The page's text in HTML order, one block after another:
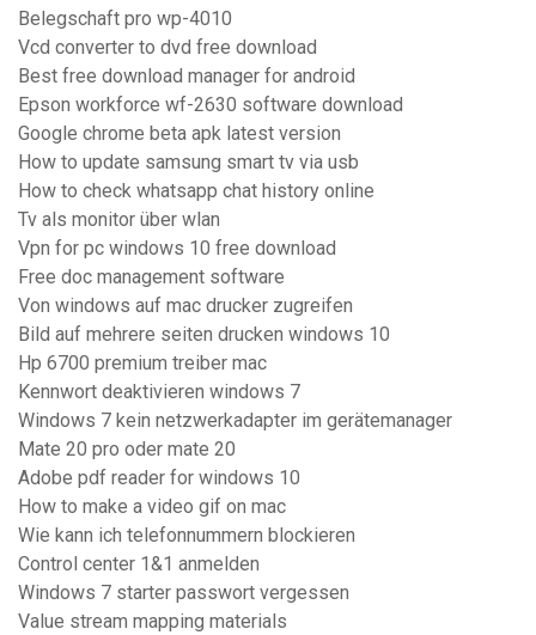
Belegschaft pro wp-4010
Vcd converter to dvd free download
Best free download manager for android
Epson workforce wf-2630 software download
Google chrome beta apk latest version
How to update samsung smart tv via usb
How to check whatsapp chat history online
Tv als monitor über wlan
Vpn for pc windows 10 free download
Free doc management software
Von windows auf mac drucker zugreifen
Bild auf mehrere seiten drucken windows 10
Hp 6700 premium treiber mac
Kennwort deaktivieren windows 7
Windows 7 kein netzwerkadapter im gerätemanager
Mate 20 pro oder mate 20
Adobe pdf reader for windows 10
How to make a video gif on mac
Wie kann ich telefonnummern blockieren
Control center 1&1 anmelden
Windows 7 starter passwort vergessen
Value stream mapping materials